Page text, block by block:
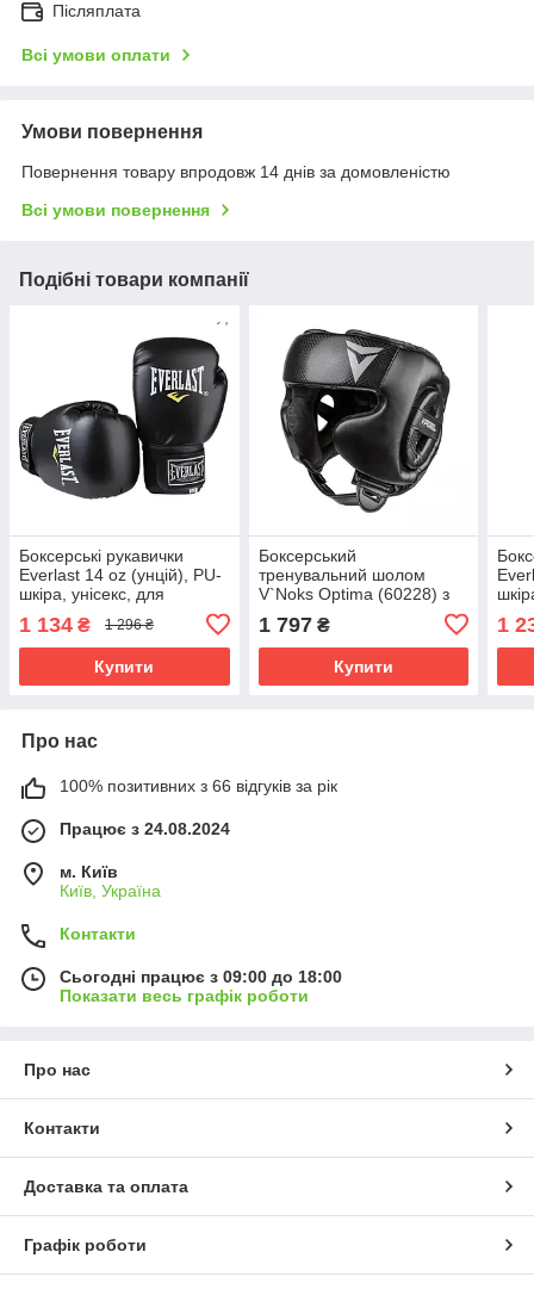
Післяплата
Всі умови оплати
Умови повернення
Повернення товару впродовж 14 днів за домовленістю
Всі умови повернення
Подібні товари компанії
Боксерські рукавички
Everlast 14 oz (унцій), PU-
шкіра, унісекс, для
,Чорний (EF-0370-14)
1 134 ₴ 1 296 ₴
Купити
Боксерський
тренувальний шолом
V`Noks Optima (60228) з
захистом вилиць L/XL (57-
64 см) Чорний
1 797₴
Купити
1
Про нас
100% позитивних з 66 відгуків за рік
Працює з 24.08.2024
м. Київ
Київ, Україна
Контакти
Сьогодні працює з 09:00 до 18:00
Показати весь графік роботи
Про нас
Контакти
Доставка та оплата
Графік роботи